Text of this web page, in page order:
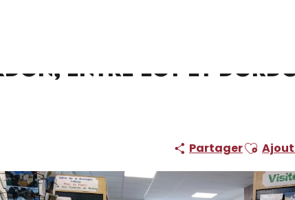
entre Lot et
PartagerAjouter